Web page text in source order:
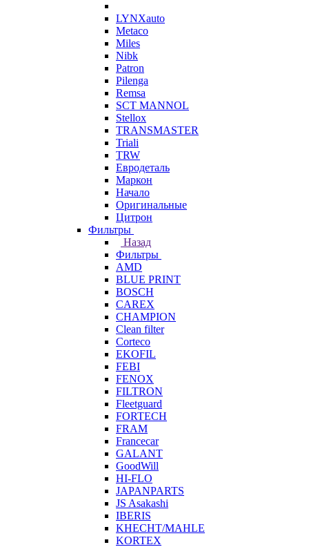
LYNXauto
Metaco
Miles
Nibk
Patron
Pilenga
Remsa
SCT MANNOL
Stellox
TRANSMASTER
Triali
TRW
Евродеталь
Маркон
Начало
Оригинальные
Цитрон
Фильтры
Назад
Фильтры
AMD
BLUE PRINT
BOSCH
CAREX
CHAMPION
Clean filter
Corteco
EKOFIL
FEBI
FENOX
FILTRON
Fleetguard
FORTECH
FRAM
Francecar
GALANT
GoodWill
HI-FLO
JAPANPARTS
JS Asakashi
IBERIS
KHECHT/MAHLE
KORTEX